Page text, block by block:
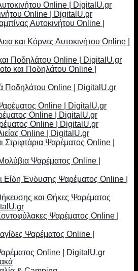
Online | DigitalU.gr
Online | DigitalU.gr
Αυτοκινήτου Online |
και Κόρνες Αυτοκινήτου Online |
Ποδηλάτου Online | DigitalU.gr
και Ποδηλάτου Online |
Ποδηλάτου Online | DigitalU.gr
Online | DigitalU.gr
Online | DigitalU.gr
Online | DigitalU.gr
Online | DigitalU.gr
Στριφτάρια Ψαρέματος Online |
Ψαρέματος Online |
Είδη Ένδυσης Ψαρέματος Online |
και Θήκες Ψαρέματος
Ψαρέματος Online |
Ψαρέματος Online |
Online | DigitalU.gr